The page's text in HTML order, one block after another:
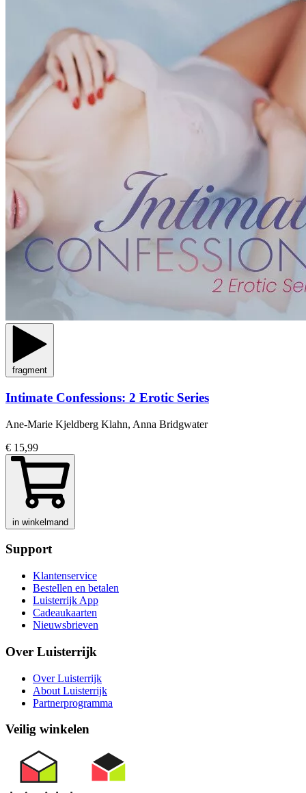
fragment
Intimate Confessions: 2 Erotic Series
Ane-Marie Kjeldberg Klahn, Anna Bridgwater
€ 15,99
in winkelmand
Support
Klantenservice
Bestellen en betalen
Luisterrijk App
Cadeaukaarten
Nieuwsbrieven
Over Luisterrijk
Over Luisterrijk
About Luisterrijk
Partnerprogramma
Veilig winkelen